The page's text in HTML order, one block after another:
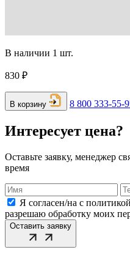
В наличии 1 шт.
830 ₽
В корзину 8 800 333-55-
Интересует цена?
Оставьте заявку, менеджер
время
Я согласен/на с
разрешаю обработку моих
Оставить заявку